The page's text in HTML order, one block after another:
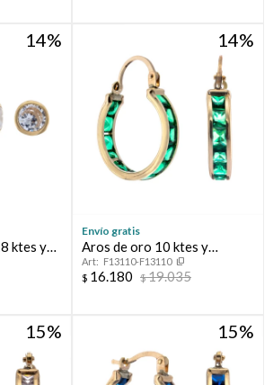
14
ktes y
14
Envío gratis
Aros de oro 10 ktes y
circonias
F13110-F13110
$ 16.180 $19.035
15 15